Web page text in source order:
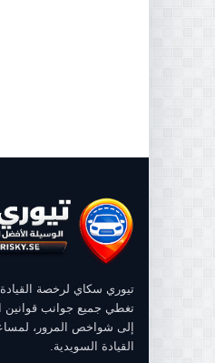
تيوري سكاي لرخصة
تغطي جميع جوانب قوانين
إلى شواخص المرور،
القيادة السويدية.